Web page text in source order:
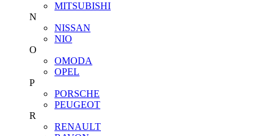
MITSUBISHI
N
NISSAN
NIO
O
OMODA
OPEL
P
PORSCHE
PEUGEOT
R
RENAULT